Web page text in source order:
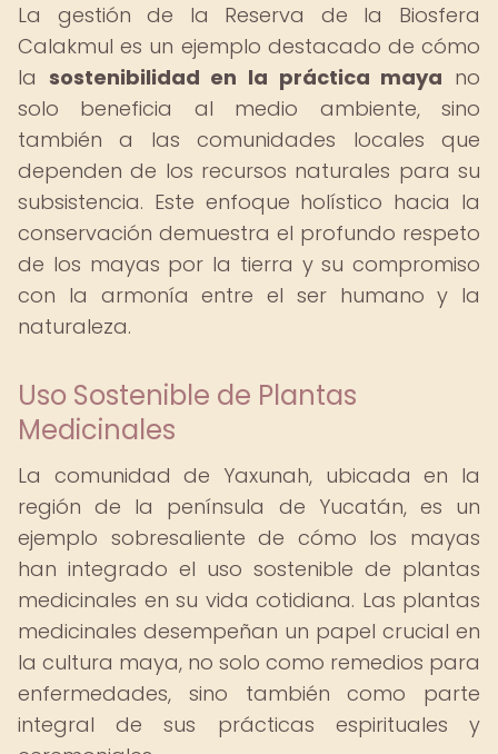
La gestión de la Reserva de la Biosfera
Calakmul es un ejemplo destacado de cómo
la sostenibilidad en la práctica maya no
solo beneficia al medio ambiente, sino
también a las comunidades locales que
dependen de los recursos naturales para su
subsistencia. Este enfoque holístico hacia la
conservación demuestra el profundo respeto
de los mayas por la tierra y su compromiso
con la armonía entre el ser humano y la
naturaleza.
Uso Sostenible de Plantas
Medicinales
La comunidad de Yaxunah, ubicada en la
región de la península de Yucatán, es un
ejemplo sobresaliente de cómo los mayas
han integrado el uso sostenible de plantas
medicinales en su vida cotidiana. Las plantas
medicinales desempeñan un papel crucial en
la cultura maya, no solo como remedios para
enfermedades, sino también como parte
integral de sus prácticas espirituales y